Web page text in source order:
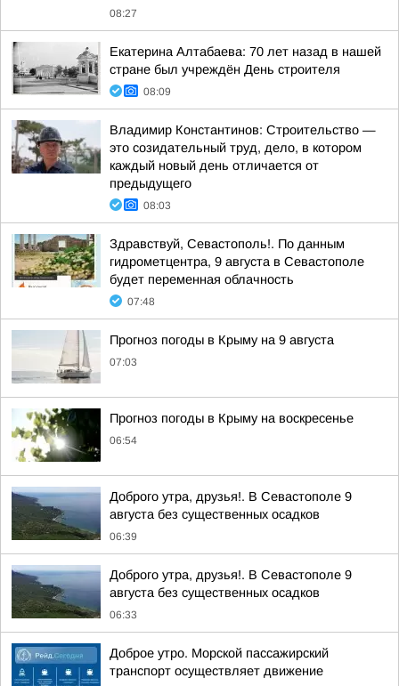
08:27
Екатерина Алтабаева: 70 лет назад в нашей
стране был учреждён День строителя
08:09
Владимир Константинов: Строительство —
это созидательный труд, дело, в котором
каждый новый день отличается от
предыдущего
08:03
Здравствуй, Севастополь!. По данным
гидрометцентра, 9 августа в Севастополе
будет переменная облачность
07:48
Прогноз погоды в Крыму на 9 августа
07:03
Прогноз погоды в Крыму на воскресенье
06:54
Доброго утра, друзья!. В Севастополе 9
августа без существенных осадков
06:39
Доброго утра, друзья!. В Севастополе 9
августа без существенных осадков
06:33
Доброе утро. Морской пассажирский
транспорт осуществляет движение